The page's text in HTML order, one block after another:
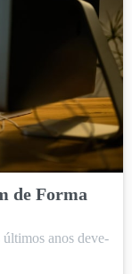
de Forma
anos deve-